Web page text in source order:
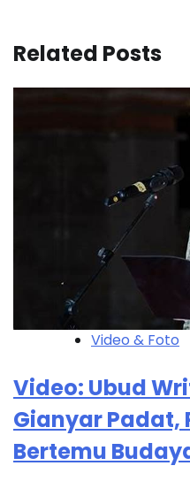
Related Posts
Video & Foto
Video: Ubud
Gianyar Padat,
Bertemu